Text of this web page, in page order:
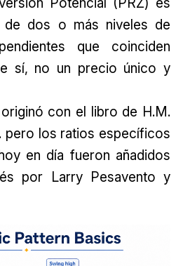
de dos o más niveles de
que coinciden
sí, no un precio único y
con el libro de H.M.
pero los ratios específicos
en día fueron añadidos
por Larry Pesavento y